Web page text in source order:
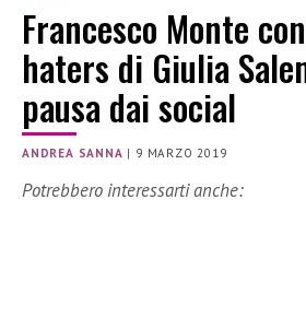
Francesco Monte
haters di Giulia
pausa dai social
ANDREA SANNA | 9 MARZO 2019
Potrebbero interessarti anche: